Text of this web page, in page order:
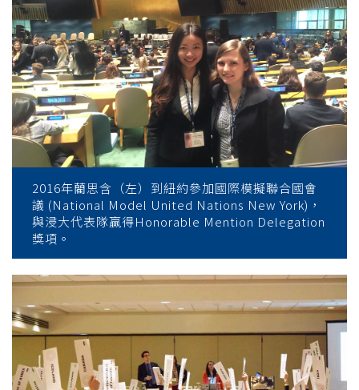
2016年藺思含（左）到紐約參加國際模擬聯合國會
議 (National Model United Nations New York)，
與浸大代表隊贏得Honorable Mention Delegation
獎項。